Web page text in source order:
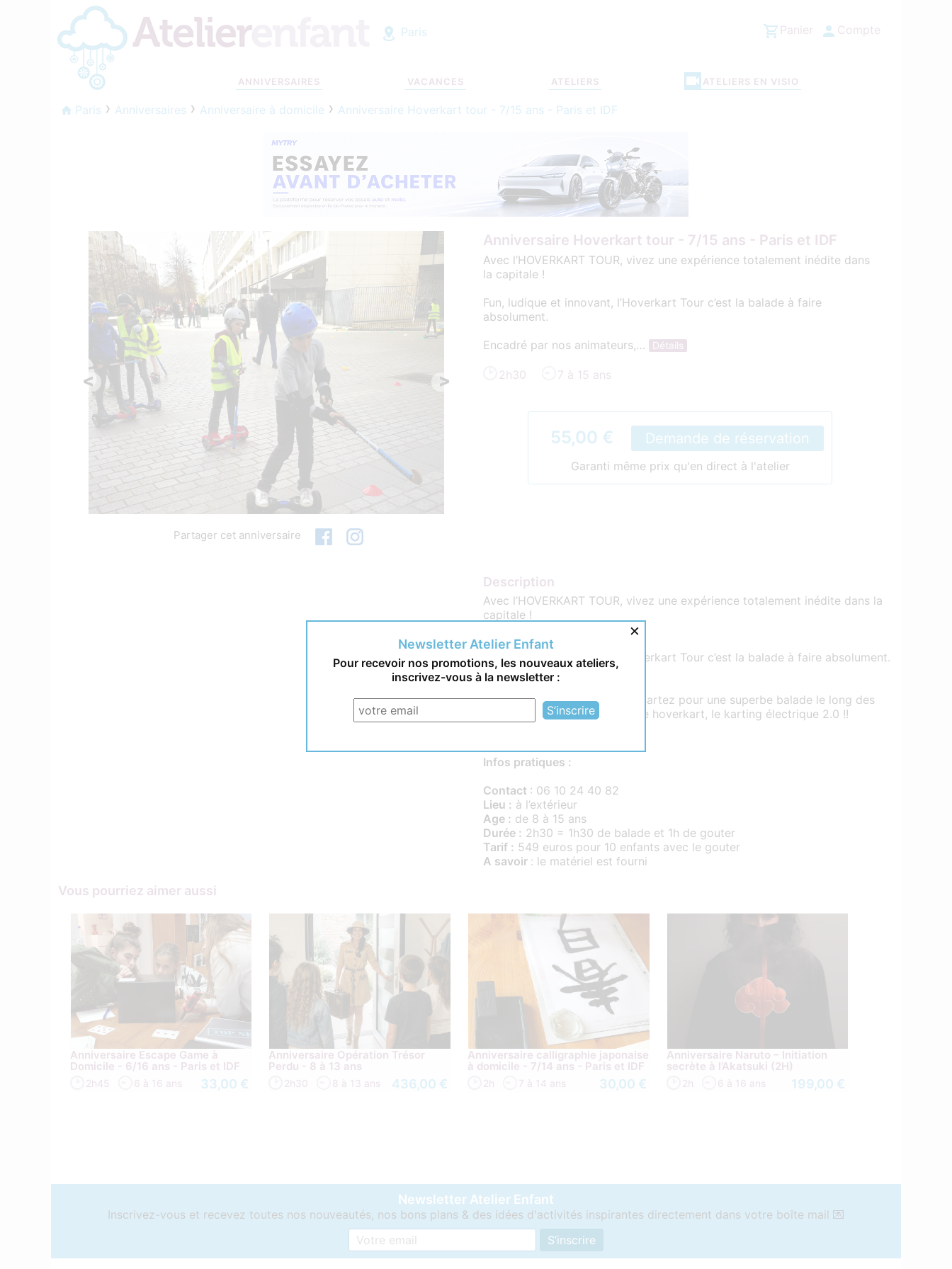
Panier Compte
Paris
ANNIVERSAIRES VACANCES ATELIERS ATELIERS EN VISIO
Paris Anniversaires Anniversaire à domicile Anniversaire Hoverkart tour - 7/15 ans - Paris et IDF
< >
Partager cet anniversaire
Anniversaire Hoverkart tour - 7/15 ans - Paris et IDF
Avec l’HOVERKART TOUR, vivez une expérience totalement inédite dans
la capitale !
Fun, ludique et innovant, l’Hoverkart Tour c’est la balade à faire
absolument.
Encadré par nos animateurs,…
Détails
2h30 7 à 15 ans
55,00 € Demande de réservation
Garanti même prix qu'en direct à l'atelier
Description
Avec l’HOVERKART TOUR, vivez une expérience totalement inédite dans la
capitale !
Fun, ludique et innovant, l’Hoverkart Tour c’est la balade à faire absolument.
Encadré par nos animateurs, partez pour une superbe balade le long des
quais de Seine à bord de votre hoverkart, le karting électrique 2.0 !!
Infos pratiques :
Contact : 06 10 24 40 82
Lieu : à l’extérieur
Age : de 8 à 15 ans
Durée : 2h30 = 1h30 de balade et 1h de gouter
Tarif : 549 euros pour 10 enfants avec le gouter
A savoir : le matériel est fourni
Vous pourriez aimer aussi
Anniversaire Escape Game à
Domicile - 6/16 ans - Paris et IDF
2h45 6 à 16 ans 33,00 €
Anniversaire Opération Trésor
Perdu - 8 à 13 ans
2h30 8 à 13 ans 436,00 €
Anniversaire calligraphie japonaise
à domicile - 7/14 ans - Paris et IDF
2h 7 à 14 ans 30,00 €
Anniversaire Naruto – Initiation
secrète à l’Akatsuki (2H)
2h 6 à 16 ans 199,00 €
Newsletter Atelier Enfant
Inscrivez-vous et recevez toutes nos nouveautés, nos bons plans & des idées d'activités inspirantes directement dans votre boîte mail 💌
Newsletter Atelier Enfant
Pour recevoir nos promotions, les nouveaux ateliers,
inscrivez-vous à la newsletter :
×